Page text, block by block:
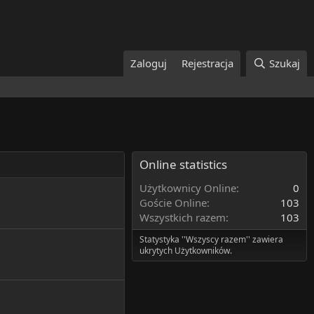
Zaloguj Rejestracja Szukaj
Online statistics
Użytkownicy Online
0
Goście Online
103
Wszystkich razem
103
Statystyka ''Wszyscy razem'' zawiera
ukrytych Użytkowników.